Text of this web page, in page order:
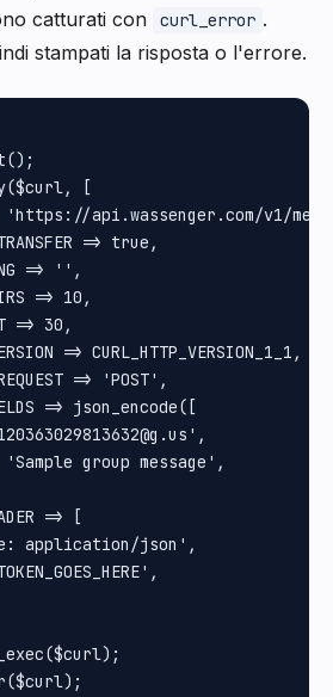
catturati con
curl_error .
stampati la risposta o l'errore.
[
api.wassenger.com/v1/
=> true,
=> '',
=> 10,
=> 30,
=> CURL_HTTP_VERSION_1_1,
=> 'POST',
=> json_encode([
group message',
=> [
application/json',